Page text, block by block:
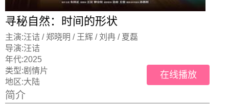
寻秘自然：时间的形状
主演:汪诘 / 郑晓明 / 王辉 / 刘冉 / 夏磊
导演:汪诘
年代:2025
类型:剧情片
地区:大陆
在线播放
简介